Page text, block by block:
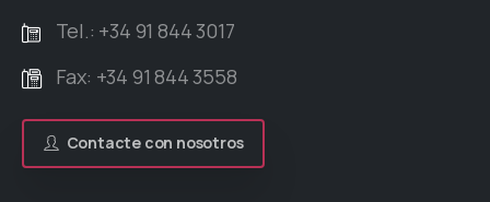
Tel.: +34 91 844 3017
Fax: +34 91 844 3558
Contacte con nosotros